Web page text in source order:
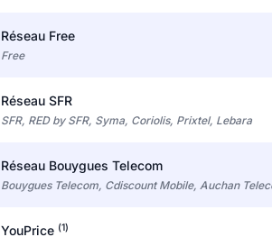
Réseau Free
Free
Réseau SFR
SFR, RED by SFR, Syma, Coriolis, Prixtel, Lebara
Réseau Bouygues Telecom
Bouygues Telecom, Cdiscount Mobile, Auchan
YouPrice (1)